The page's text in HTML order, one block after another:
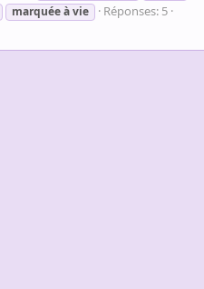
marquéeàvie
Réponses: 5